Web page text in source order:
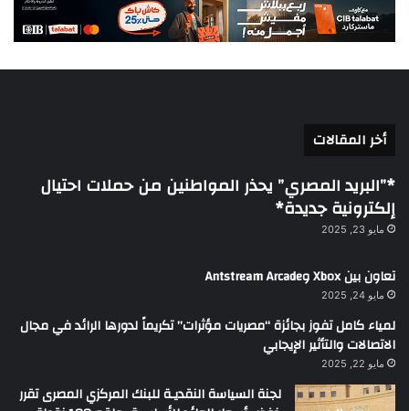
أخر المقالات
*”البريد المصري” يحذر المواطنين من حملات احتيال
إلكترونية جديدة*
مايو 23, 2025
تعاون بين Xbox وAntstream Arcade
مايو 24, 2025
لمياء كامل تفوز بجائزة “مصريات مؤثرات” تكريماً لدورها الرائد في مجال
الاتصالات والتأثير الإيجابي
مايو 22, 2025
لجنة السياسة النقديـة للبنك المركزي المصرى تقرر